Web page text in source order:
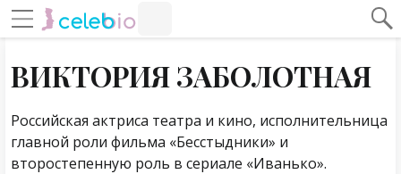
Навигация по сайту
ВИКТОРИЯ ЗАБОЛОТНАЯ
Российская актриса театра и кино, исполнительница
главной роли фильма «Бесстыдники» и
второстепенную роль в сериале «Иванько».